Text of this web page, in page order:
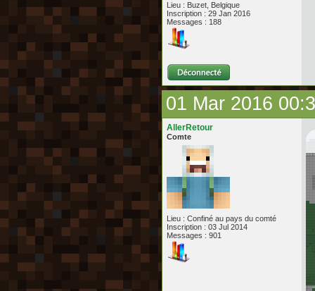
Lieu : Buzet, Belgique
Inscription : 29 Jan 2016
Messages : 188
01 Mar 2016
AllerRetour
Comte
Lieu : Confiné au pays du comté
Inscription : 03 Jul 2014
Messages : 901